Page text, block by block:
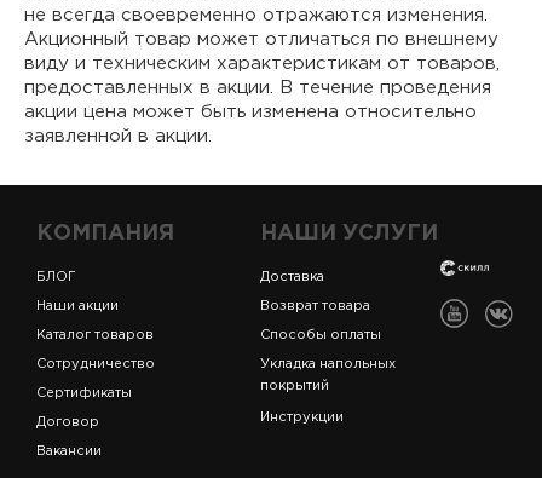
не всегда своевременно отражаются изменения.
Акционный товар может отличаться по внешнему
виду и техническим характеристикам от товаров,
предоставленных в акции. В течение проведения
акции цена может быть изменена относительно
заявленной в акции.
КОМПАНИЯ
БЛОГ
Наши акции
Каталог товаров
Сотрудничество
Сертификаты
Договор
Вакансии
НАШИ УСЛУГИ
Доставка
Возврат товара
Способы оплаты
Укладка напольных
покрытий
Инструкции